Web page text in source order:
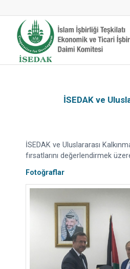
İSEDAK ve
İSEDAK ve Uluslararası
fırsatlarını değerlendirmek
Fotoğraflar